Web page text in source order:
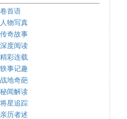
卷首语
人物写真
传奇故事
深度阅读
精彩连载
轶事记趣
战地奇葩
秘闻解读
将星追踪
亲历者述